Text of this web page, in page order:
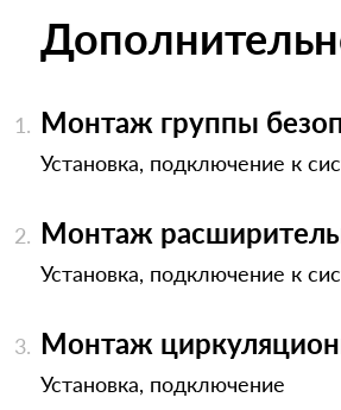
Монтаж группы
Установка, подключение к
Монтаж
Установка, подключение к
Монтаж
Установка, подключение